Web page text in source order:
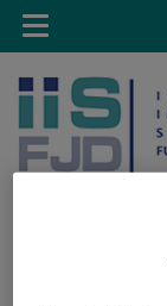
Jump to content
Toggle
navigation